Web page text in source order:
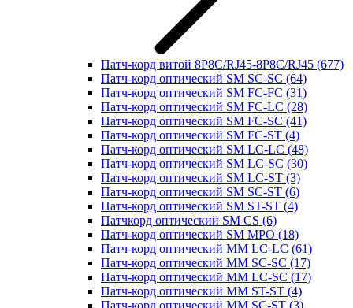
Патч-корд витой 8P8C/RJ45-8P8C/RJ45 (677)
Патч-корд оптический SM SC-SC (64)
Патч-корд оптический SM FC-FC (31)
Патч-корд оптический SM FC-LC (28)
Патч-корд оптический SM FC-SC (41)
Патч-корд оптический SM FC-ST (4)
Патч-корд оптический SM LC-LC (48)
Патч-корд оптический SM LC-SC (30)
Патч-корд оптический SM LC-ST (3)
Патч-корд оптический SM SC-ST (6)
Патч-корд оптический SM ST-ST (4)
Патчкорд оптический SM CS (6)
Патч-корд оптический SM MPO (18)
Патч-корд оптический MM LC-LC (61)
Патч-корд оптический MM SC-SC (17)
Патч-корд оптический MM LC-SC (17)
Патч-корд оптический MM ST-ST (4)
Патч-корд оптический MM SC-ST (3)